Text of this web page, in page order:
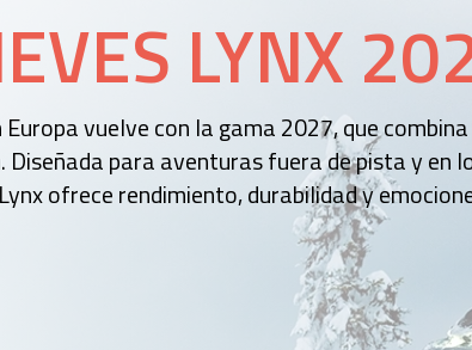
LYNX
vuelve con la gama 2027, que combina
para aventuras fuera de pista y en
ofrece rendimiento, durabilidad y